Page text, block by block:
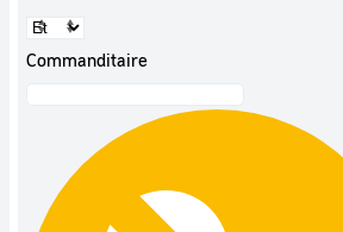
Commanditaire